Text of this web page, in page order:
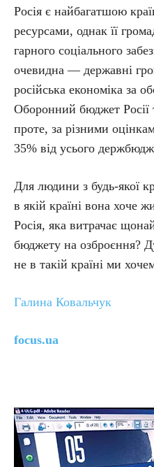
Росія є найбагатшою
ресурсами, однак її
гарного соціального
очевидна — державні
російська економіка за
Оборонний бюджет Росії
проте, за різними
35% від усього
Для людини з будь-якої
в якій країні вона хоче
Росія, яка витрачає
бюджету на озброєння?
не в такій країні ми
Галина Ковальчук
focus.ua